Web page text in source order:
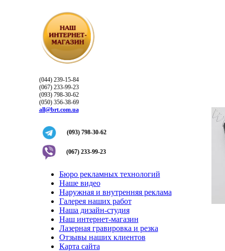
(044) 239-15-84
(067) 233-99-23
(093) 798-30-62
(050) 356-38-69
all@brt.com.ua
(093) 798-30-62
(067) 233-99-23
Бюро рекламных технологий
Наше видео
Наружная и внутренняя реклама
Галерея наших работ
Наша дизайн-студия
Наш интернет-магазин
Лазерная гравировка и резка
Отзывы наших клиентов
Карта сайта